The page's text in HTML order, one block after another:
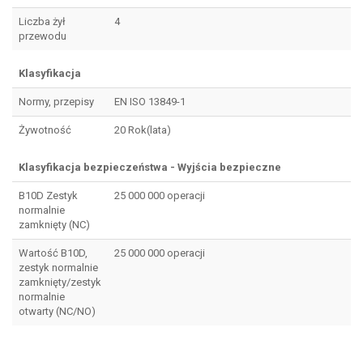
Liczba żył
przewodu
4
Klasyfikacja
Normy, przepisy EN ISO 13849-1
Żywotność 20 Rok(lata)
Klasyfikacja bezpieczeństwa - Wyjścia bezpieczne
B10D Zestyk
normalnie
zamknięty (NC)
25 000 000 operacji
Wartość B10D,
zestyk normalnie
zamknięty/zestyk
normalnie
otwarty (NC/NO)
25 000 000 operacji